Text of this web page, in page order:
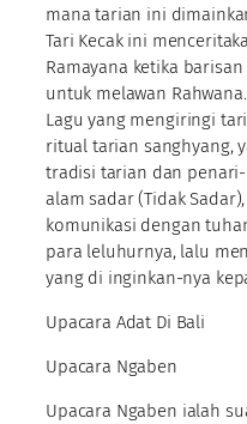
mana tarian ini
Tari Kecak ini
Ramayana ketika
untuk melawan Rahwana.
Lagu yang mengiringi
ritual tarian sanghyang,
tradisi tarian dan
alam sadar (Tidak
komunikasi dengan
para leluhurnya, lalu
yang di inginkan-nya
Upacara Adat Di Bali
Upacara Ngaben
Upacara Ngaben ialah